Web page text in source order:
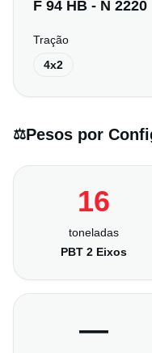
F 94 HB - N 2220
Tração
4x2
⚖️Pesos por
16
toneladas
PBT 2 Eixos
—